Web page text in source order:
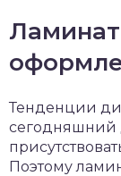
Тенденции
сегодняшний
Поэтому